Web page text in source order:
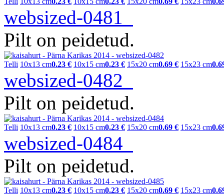
websized-0481
Pilt on peidetud.
Telli 10x13 cm0.23 € 10x15 cm0.23 € 15x20 cm0.69 € 15x23 cm
websized-0482
Pilt on peidetud.
Telli 10x13 cm0.23 € 10x15 cm0.23 € 15x20 cm0.69 € 15x23 cm
websized-0484
Pilt on peidetud.
Telli 10x13 cm0.23 € 10x15 cm0.23 € 15x20 cm0.69 € 15x23 cm